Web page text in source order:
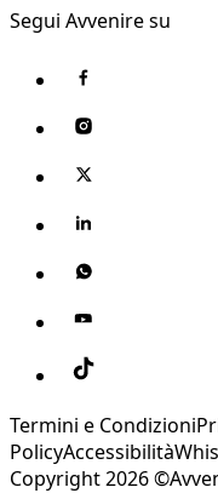
Segui Avvenire su
Termini e Condizioni
PolicyAccessibilità
Copyright 2026